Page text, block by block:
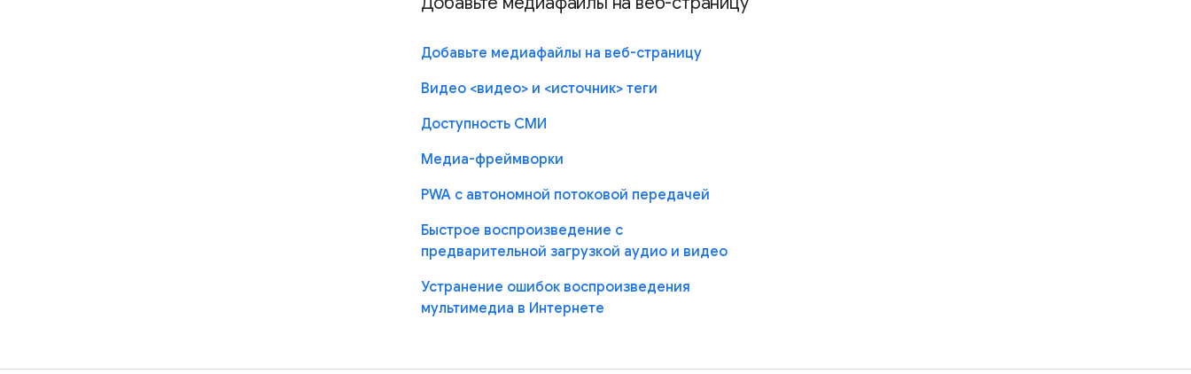
Добавьте медиафайлы на веб-страницу
Видео <видео> и <источник> теги
Доступность СМИ
Медиа-фреймворки
PWA с автономной потоковой передачей
Быстрое воспроизведение с
предварительной загрузкой аудио и видео
Устранение ошибок воспроизведения
мультимедиа в Интернете